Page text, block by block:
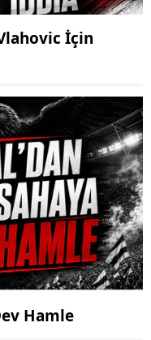
İçin
Hamle